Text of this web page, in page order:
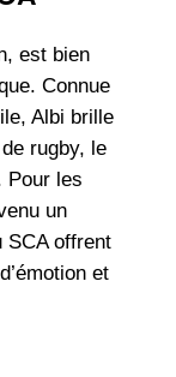
est bien
Connue
Albi brille
rugby, le
Pour les
un
SCA offrent
et